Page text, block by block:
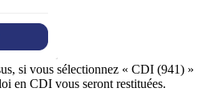
si vous sélectionnez « CDI (941) »
en CDI vous seront restituées.